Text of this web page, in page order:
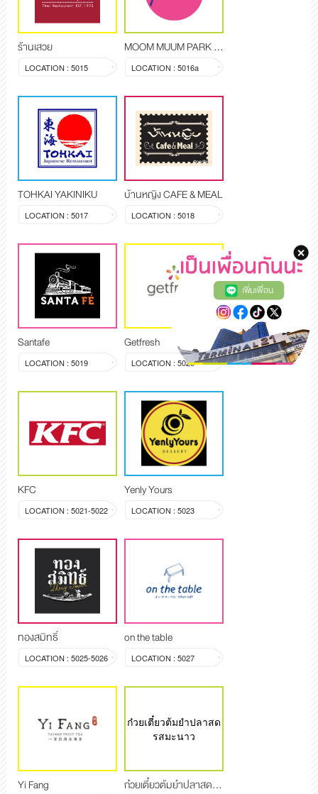
ร้านเสวย
LOCATION : 5015
MOOM MUUM PARK (FALABELLA)
LOCATION : 5016a
TOHKAI YAKINIKU
LOCATION : 5017
บ้านหญิง CAFE & MEAL
LOCATION : 5018
Santafe
LOCATION : 5019
Getfresh
LOCATION : 5020
KFC
LOCATION : 5021-5022
Yenly Yours
LOCATION : 5023
ทองสมิทธิ์
LOCATION : 5025-5026
on the table
LOCATION : 5027
Yi Fang
ก๋วยเตี๋ยวต้มยำปลาสด
รสมะนาว
ก๋วยเตี๋ยวต้มยำปลาสดรสมะนาว
เพิ่มเพื่อน